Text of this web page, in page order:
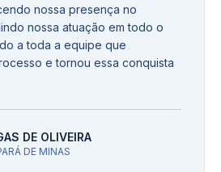
nossa presença no
nossa atuação em todo o
a toda a equipe que
e tornou essa conquista
DE OLIVEIRA
DE MINAS